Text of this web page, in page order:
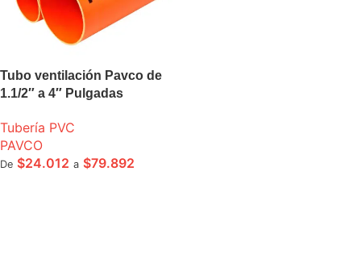
Tubo ventilación Pavco de
1.1/2″ a 4″ Pulgadas
Tubería PVC
PAVCO
De $24.012 a $79.892